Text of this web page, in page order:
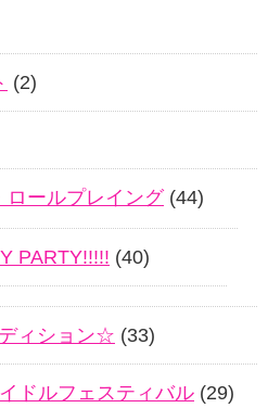
(2)
ロールプレイング(44)
PARTY!!!!! (40)
ィション☆ (33)
ドルフェスティバル (29)